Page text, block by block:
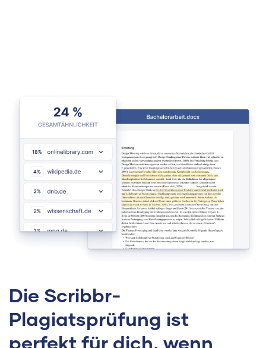
Die Scribbr-
Plagiatsprüfung ist
perfekt für dich, wenn